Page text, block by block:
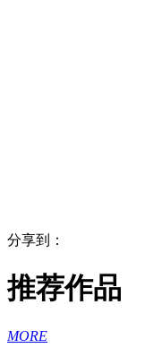
分享到：
推荐作品
MORE